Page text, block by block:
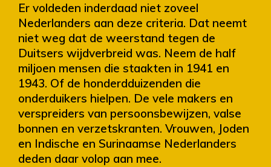
Er voldeden inderdaad niet zoveel
Nederlanders aan deze criteria. Dat neemt
niet weg dat de weerstand tegen de
Duitsers wijdverbreid was. Neem de half
miljoen mensen die staakten in 1941 en
1943. Of de honderdduizenden die
onderduikers hielpen. De vele makers en
verspreiders van persoonsbewijzen, valse
bonnen en verzetskranten. Vrouwen, Joden
en Indische en Surinaamse Nederlanders
deden daar volop aan mee.